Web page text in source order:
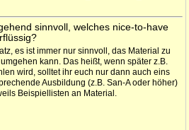
sinnvoll, welches nice-to-have
es ist immer nur sinnvoll, das Material zu
kann. Das heißt, wenn später z.B.
wird, solltet ihr euch nur dann auch eins
Ausbildung (z.B. San-A oder höher)
Beispiellisten an Material.